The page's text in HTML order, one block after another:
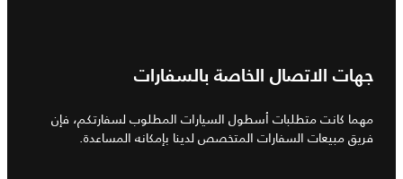
جهات الاتصال الخاصة بالسفارات
مهما كانت متطلبات أسطول السيارات المطلوب لسفارتكم، فإن
فريق مبيعات السفارات المتخصص لدينا بإمكانه المساعدة.